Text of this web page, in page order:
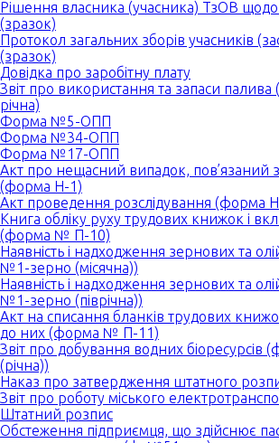
Рішення власника (учасника) ТзОВ щодо
(зразок)
Протокол загальних зборів учасників
(зразок)
Довідка про заробітну плату
Звіт про використання та запаси
річна)
Форма №5-ОПП
Форма №34-ОПП
Форма №17-ОПП
Акт про нещасний випадок, пов’язаний
(форма Н-1)
Акт проведення розслідування (форма
Книга обліку руху трудових книжок і
(форма № П-10)
Наявність і надходження зернових та
№1-зерно (місячна))
Наявність і надходження зернових та
№1-зерно (піврічна))
Акт на списання бланків трудових
до них (форма № П-11)
Звіт про добування водних
(річна))
Наказ про затвердження штатного
Звіт про роботу міського
Штатний розпис
Обстеження підприємця, що здійснює